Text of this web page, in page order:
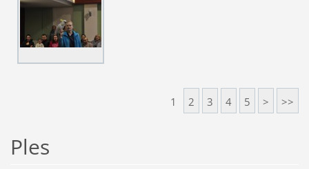
1 2 3 4 5 > >>
Ples